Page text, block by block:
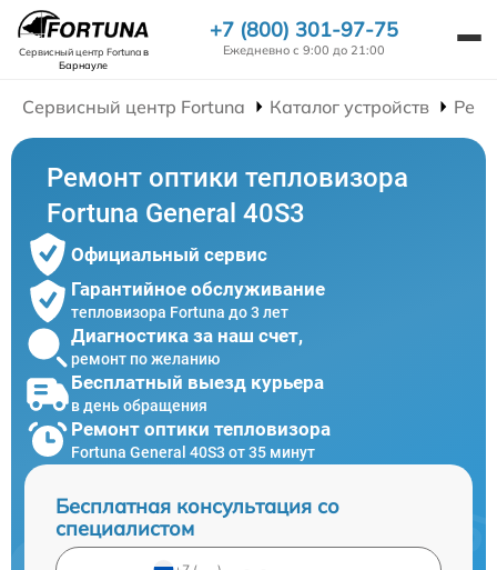
Сервисный центр Fortunaв
Барнауле
+7 (800) 301-97-75
Ежедневно с 9:00 до 21:00
Сервисный центр Fortuna Каталог устройств
Ремонт оптики тепловизора
Fortuna General 40S3
Официальный сервис
Гарантийное обслуживание
тепловизора Fortuna до 3 лет
Диагностика за наш счет,
ремонт по желанию
Бесплатный выезд курьера
в день обращения
Ремонт оптики тепловизора
Fortuna General 40S3 от 35 минут
Бесплатная консультация со
специалистом